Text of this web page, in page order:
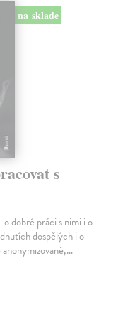
na sklade
s
dobré práci s nimi i o
dospělých i o